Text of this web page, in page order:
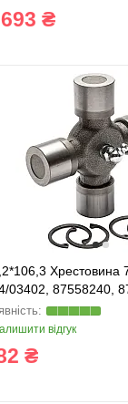
₴
Хрестовина
03402, 87558240,
відгук
₴